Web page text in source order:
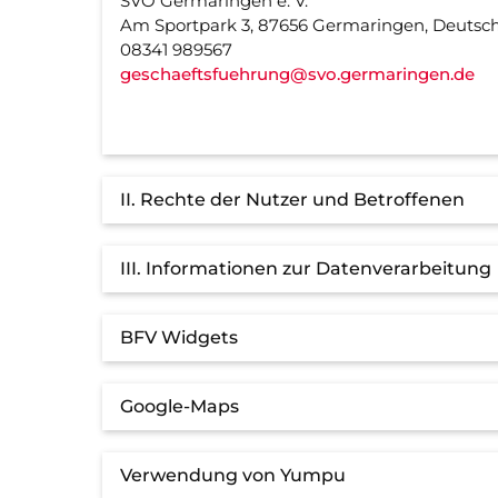
Am Sportpark 3, 87656 Germaringen,
08341 989567
geschaeftsfuehrung@svo.germaringen.de
II. Rechte der Nutzer und Betroffenen
III. Informationen zur Datenverarbeitung
BFV Widgets
Google-Maps
Verwendung von Yumpu